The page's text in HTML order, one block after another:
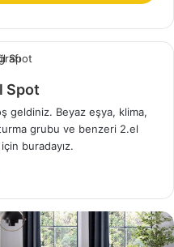
El Eşya Alanlar
El Eşya Alanlar
Spot
geldiniz. Beyaz eşya, klima,
grubu ve benzeri 2.el
için buradayız.
s